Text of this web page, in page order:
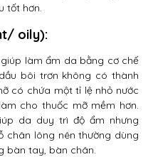
tốt hơn.
oily):
làm ẩm da bằng cơ chế
bôi trơn không có thành
có chứa một tỉ lệ nhỏ nước
cho thuốc mỡ mềm hơn.
da duy trì độ ẩm nhưng
lông nên thường dùng
bàn tay, bàn chân.